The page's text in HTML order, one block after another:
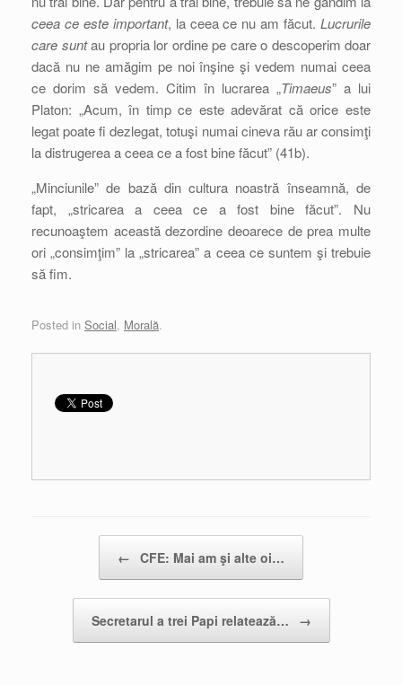
ceea ce este important, la ceea ce nu am făcut.Lucrurile
care suntau propria lor ordine pe care o descoperim doar
dacă nu ne amăgim pe noi înşine şi vedem numai ceea
ce dorim să vedem. Citim în lucrarea „Timaeus” a lui
Platon: „Acum, în timp ce este adevărat că orice este
legat poate fi dezlegat, totuşi numai cineva rău ar consimţi
la distrugerea a ceea ce a fost bine făcut” (41b).
„Minciunile” de bază din cultura noastră înseamnă, de
fapt, „stricarea a ceea ce a fost bine făcut”. Nu
recunoaştem această dezordine deoarece de prea multe
ori „consimţim” la „stricarea” a ceea ce suntem şi trebuie
să fim.
Posted in Social, Morală.
← CFE: Mai am şi alte oi…
Secretarul a trei Papi relatează… →